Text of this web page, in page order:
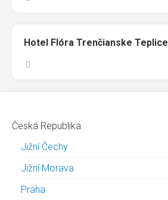
Hotel Flóra Trenčianske Teplice
Česká Republika
Jižní Čechy
Jižní Morava
Praha